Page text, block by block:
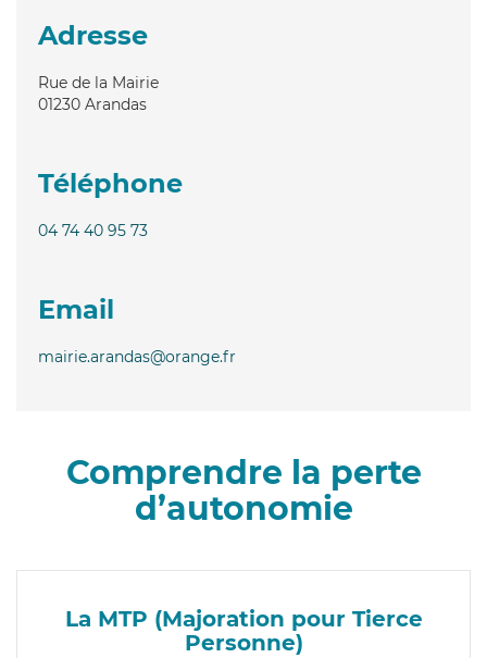
Adresse
Rue de la Mairie
01230 Arandas
Téléphone
04 74 40 95 73
Email
mairie.arandas@orange.fr
Comprendre la perte
d’autonomie
La MTP (Majoration pour Tierce
Personne)